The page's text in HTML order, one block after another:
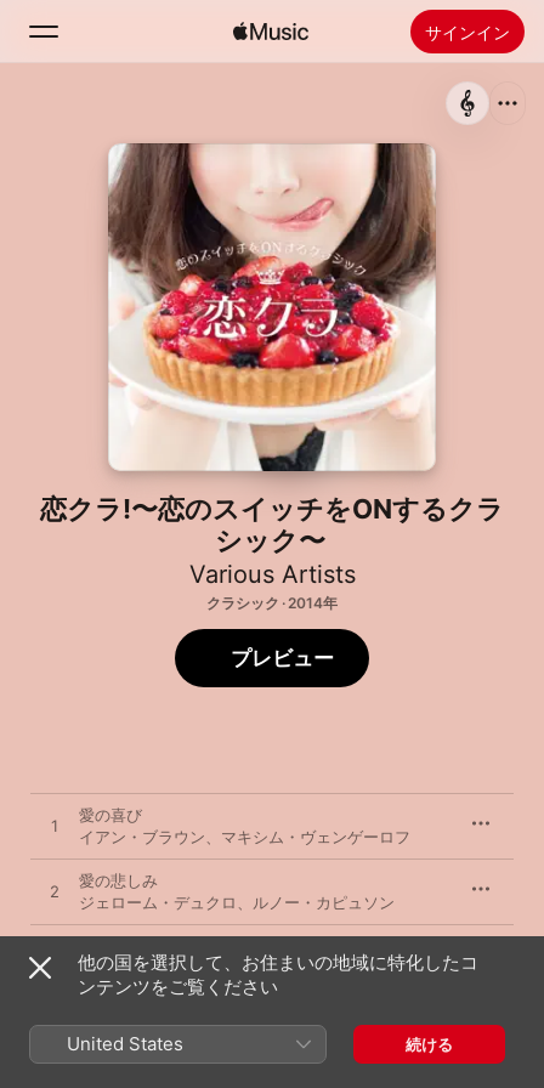
サインイン
ホーム
新着おすすめ
Apple Musicをインストール
恋クラ!〜恋のスイッチをONするクラ
シック〜
Various Artists
クラシック · 2014年
プレビュー
1
愛の喜び
イアン・ブラウン
マキシム・ヴェンゲーロフ
2
愛の悲しみ
ジェローム・デュクロ
ルノー・カピュソン
3
ルートヴィヒ・ホフマン
4
エドガー・モロー
Pierre-Yves Hodique
他の国を選択して、お住まいの地域に特化したコ
ンテンツをご覧ください
United States 続ける